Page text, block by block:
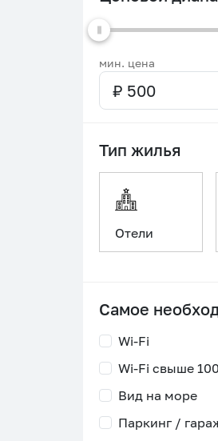
мин. цена
Тип жилья
Отели
Самое
Wi-Fi
Wi-Fi свыше
Вид на море
Паркинг /